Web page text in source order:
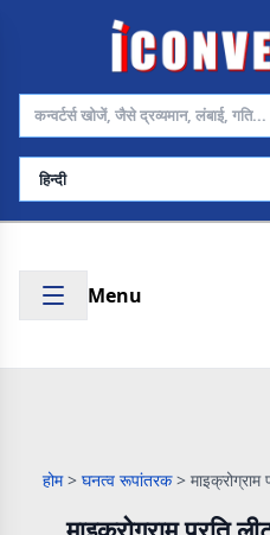
भाषा चुनें
Menu
होम > घनत्व रूपांतरक >